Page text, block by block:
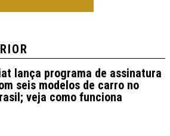
lança programa de assinatura
seis modelos de carro no
veja como funciona